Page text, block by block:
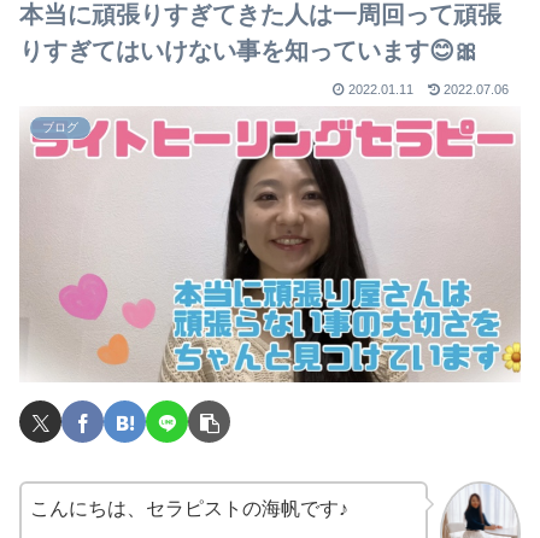
本当に頑張りすぎてきた人は一周回って頑張
りすぎてはいけない事を知っています😊🎀
2022.01.11 2022.07.06
ブログ
こんにちは、セラピストの海帆です♪